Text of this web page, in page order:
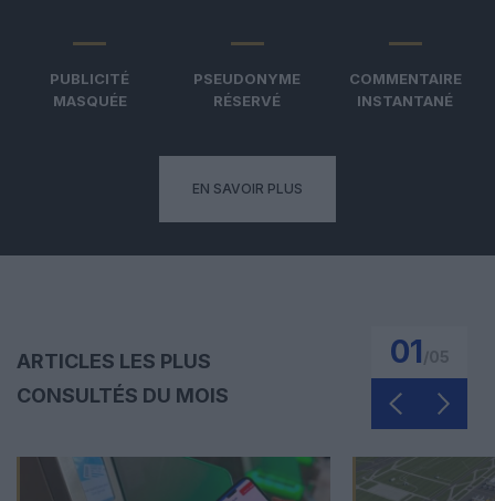
PUBLICITÉ
MASQUÉE
PSEUDONYME
RÉSERVÉ
COMMENTAIRE
INSTANTANÉ
EN SAVOIR PLUS
ARTICLES LES PLUS
CONSULTÉS DU MOIS
01